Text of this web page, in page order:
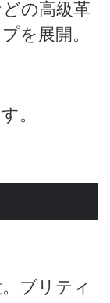
の高級革
を展開。
。
ブリティ